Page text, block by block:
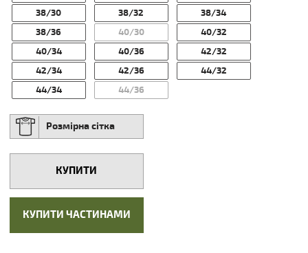
38/30
38/32
38/34
38/36
40/30
40/32
40/34
40/36
42/32
42/34
42/36
44/32
44/34
44/36
Розмірна сітка
КУПИТИ
КУПИТИ ЧАСТИНАМИ